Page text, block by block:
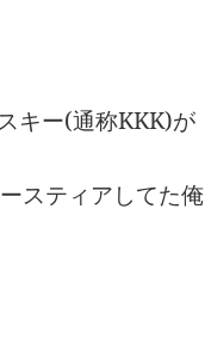
キー(通称KKK)が
スティアしてた俺